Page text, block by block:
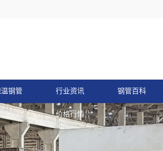
钢管 行业资讯
价格行情
钢管百科